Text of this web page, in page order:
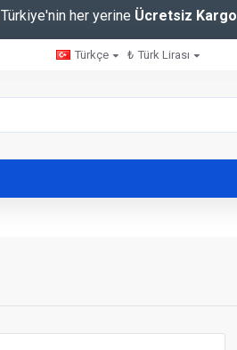
Türkiye'nin her yerine Ücretsiz Kargo
Türkçe ₺ Türk Lirası